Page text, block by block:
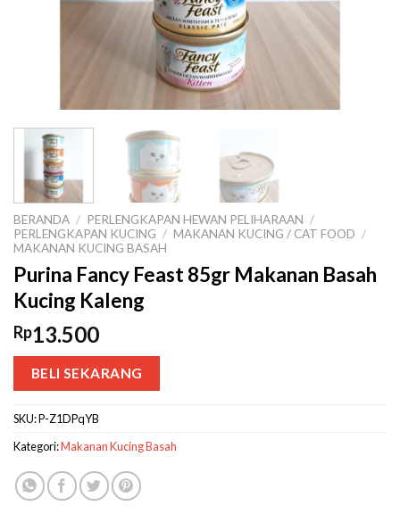
BERANDA / PERLENGKAPAN HEWAN PELIHARAAN /
PERLENGKAPAN KUCING / MAKANAN KUCING / CAT FOOD /
MAKANAN KUCING BASAH
Purina Fancy Feast 85gr Makanan Basah
Kucing Kaleng
Rp13.500
BELI SEKARANG
SKU:P-Z1DPqYB
Kategori:Makanan Kucing Basah